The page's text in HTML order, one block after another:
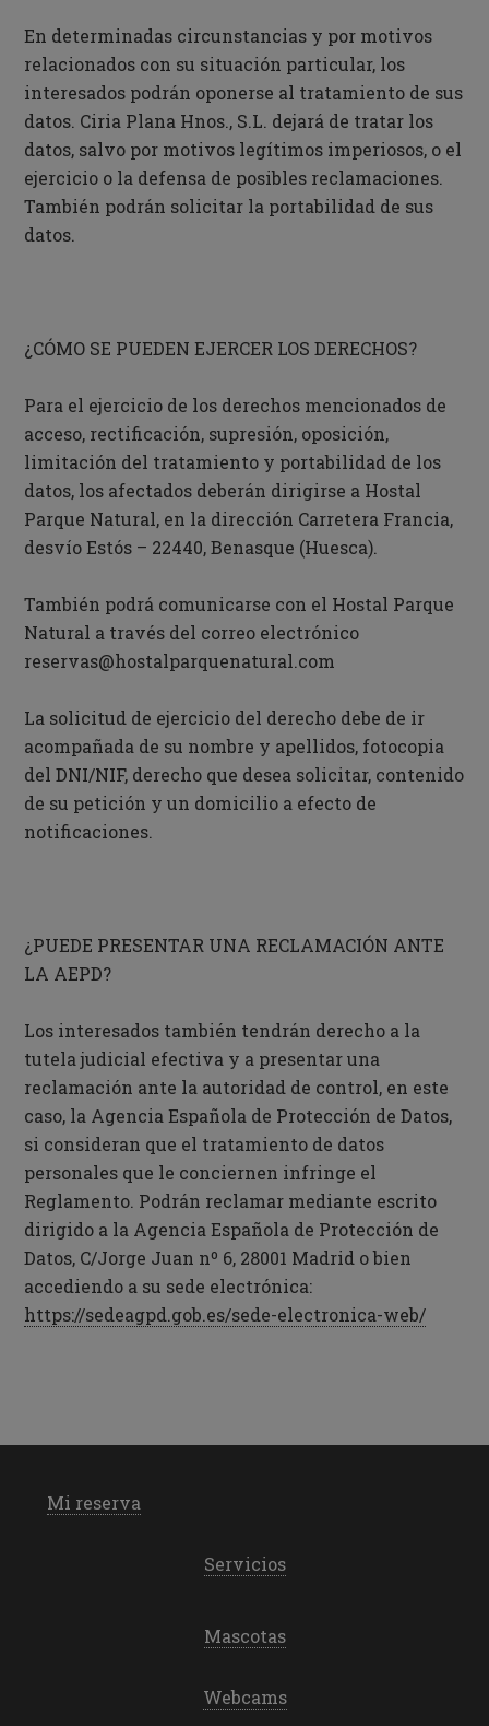
En determinadas circunstancias y por motivos
relacionados con su situación particular, los
interesados podrán oponerse al tratamiento de sus
datos. Ciria Plana Hnos., S.L. dejará de tratar los
datos, salvo por motivos legítimos imperiosos, o el
ejercicio o la defensa de posibles reclamaciones.
También podrán solicitar la portabilidad de sus
datos.
¿CÓMO SE PUEDEN EJERCER LOS DERECHOS?
Para el ejercicio de los derechos mencionados de
acceso, rectificación, supresión, oposición,
limitación del tratamiento y portabilidad de los
datos, los afectados deberán dirigirse a Hostal
Parque Natural, en la dirección Carretera Francia,
desvío Estós – 22440, Benasque (Huesca).
También podrá comunicarse con el Hostal Parque
Natural a través del correo electrónico
reservas@hostalparquenatural.com
La solicitud de ejercicio del derecho debe de ir
acompañada de su nombre y apellidos, fotocopia
del DNI/NIF, derecho que desea solicitar, contenido
de su petición y un domicilio a efecto de
notificaciones.
¿PUEDE PRESENTAR UNA RECLAMACIÓN ANTE
LA AEPD?
Los interesados también tendrán derecho a la
tutela judicial efectiva y a presentar una
reclamación ante la autoridad de control, en este
caso, la Agencia Española de Protección de Datos,
si consideran que el tratamiento de datos
personales que le conciernen infringe el
Reglamento. Podrán reclamar mediante escrito
dirigido a la Agencia Española de Protección de
Datos, C/Jorge Juan nº 6, 28001 Madrid o bien
accediendo a su sede electrónica:
https://sedeagpd.gob.es/sede-electronica-web/
Mi reserva
Servicios
Mascotas
Webcams